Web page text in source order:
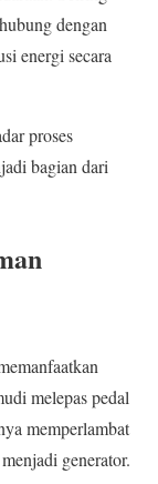
dengan
energi secara
proses
bagian dari
melepas pedal
memperlambat
generator.